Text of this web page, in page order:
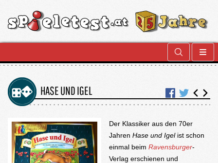
HASE UND IGEL
Der Klassiker aus den 70er
Jahren Hase und Igelist schon
einmal beim Ravensburger-
Verlag erschienen und